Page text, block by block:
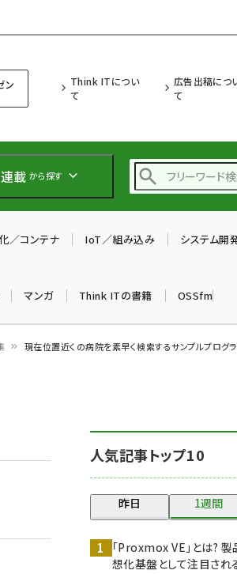
ン
Think ITについ
て
広告出稿につ
て
載 から探す
仲間と
iot女子
drupal
genai
ai
／コンテナ IoT／組み込み システム開
マンガ Think ITの書籍 OSSfm
現在位置近くの病院を素早く検索するサンプルプログ
人気記事トップ10
昨日 1週間
「Proxmox VE」とは?
想化基盤として注目され